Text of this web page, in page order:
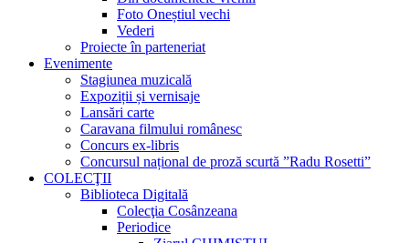
Foto Oneștiul vechi
Vederi
Proiecte în parteneriat
Evenimente
Stagiunea muzicală
Expoziții și vernisaje
Lansări carte
Caravana filmului românesc
Concurs ex-libris
Concursul național de proză scurtă ”Radu Rosetti”
COLECŢII
Biblioteca Digitală
Colecţia Cosânzeana
Periodice